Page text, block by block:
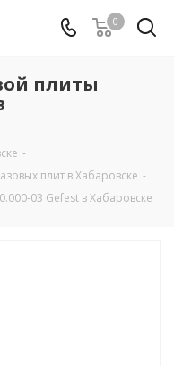
0
плиты
-
плит в Хабаровске -
03 Gefest в Хабаровске